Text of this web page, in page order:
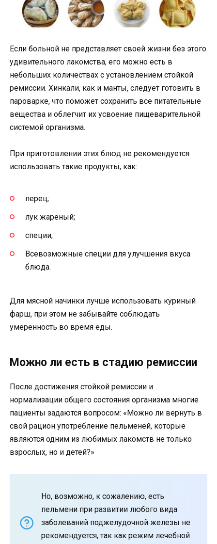
Если больной не представляет своей жизни без этого
удивительного лакомства, его можно есть в
небольших количествах с установлением стойкой
ремиссии. Хинкали, как и манты, следует готовить в
пароварке, что поможет сохранить все питательные
вещества и облегчит их усвоение пищеварительной
системой организма.
При приготовлении этих блюд не рекомендуется
использовать такие продукты, как:
перец;
лук жареный;
специи;
Всевозможные специи для улучшения вкуса
блюда.
Для мясной начинки лучше использовать куриный
фарш, при этом не забывайте соблюдать
умеренность во время еды.
Можно ли есть в стадию ремиссии
После достижения стойкой ремиссии и
нормализации общего состояния организма многие
пациенты задаются вопросом: «Можно ли вернуть в
свой рацион употребление пельменей, которые
являются одним из любимых лакомств не только
взрослых, но и детей?»
Но, возможно, к сожалению, есть
пельмени при развитии любого вида
заболеваний поджелудочной железы не
рекомендуется, так как режим лечебной